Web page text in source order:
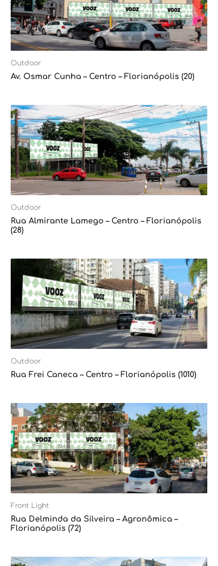
Outdoor
Av. Osmar Cunha – Centro – Florianópolis (20)
Outdoor
Rua Almirante Lamego – Centro – Florianópolis
(28)
Outdoor
Rua Frei Caneca – Centro – Florianópolis (1010)
Front Light
Rua Delminda da Silveira – Agronômica –
Florianópolis (72)